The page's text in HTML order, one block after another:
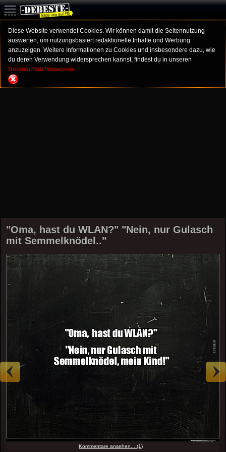
Diese Website verwendet Cookies. Wir können damit die Seitennutzung
auswerten, um nutzungsbasiert redaktionelle Inhalte und Werbung
anzuzeigen. Weitere Informationen zu Cookies und insbesondere dazu, wie
du deren Verwendung widersprechen kannst, findest du in unseren
Datenschutzhinweisen.
"Oma, hast du WLAN?" "Nein, nur Gulasch
mit Semmelknödel.."
Kommentare ansehen... (1)